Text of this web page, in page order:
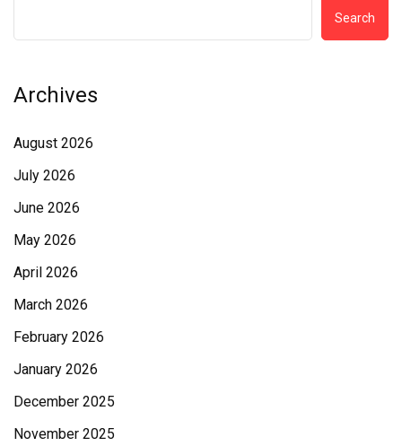
Search
Archives
August 2026
July 2026
June 2026
May 2026
April 2026
March 2026
February 2026
January 2026
December 2025
November 2025